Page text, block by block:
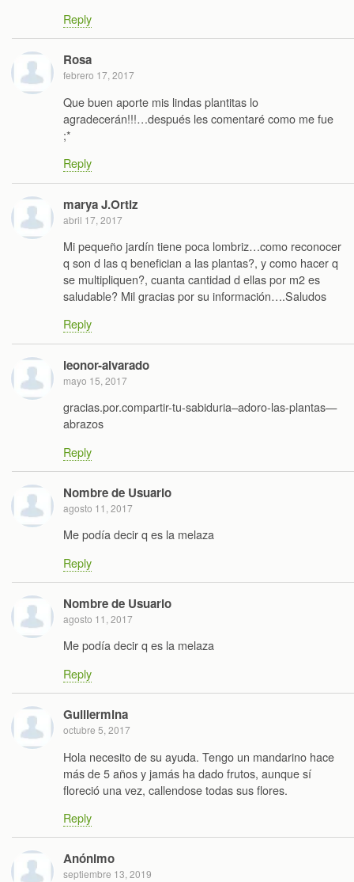
Reply
Rosa
febrero 17, 2017
Que buen aporte mis lindas plantitas lo
agradecerán!!!…después les comentaré como me fue
;*
Reply
marya J.Ortiz
abril 17, 2017
Mi pequeño jardín tiene poca lombriz…como reconocer
q son d las q benefician a las plantas?, y como hacer q
se multipliquen?, cuanta cantidad d ellas por m2 es
saludable? Mil gracias por su información….Saludos
Reply
leonor-alvarado
mayo 15, 2017
gracias.por.compartir-tu-sabiduria–adoro-las-plantas—
abrazos
Reply
Nombre de Usuario
agosto 11, 2017
Me podía decir q es la melaza
Reply
Nombre de Usuario
agosto 11, 2017
Me podía decir q es la melaza
Reply
Guillermina
octubre 5, 2017
Hola necesito de su ayuda. Tengo un mandarino hace
más de 5 años y jamás ha dado frutos, aunque sí
floreció una vez, callendose todas sus flores.
Reply
Anónimo
septiembre 13, 2019